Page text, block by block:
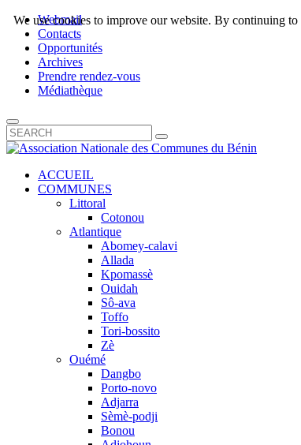
Webmail
Contacts
Opportunités
Archives
Prendre rendez-vous
Médiathèque
ACCUEIL
COMMUNES
Littoral
Cotonou
Atlantique
Abomey-calavi
Allada
Kpomassè
Ouidah
Sô-ava
Toffo
Tori-bossito
Zè
Ouémé
Dangbo
Porto-novo
Adjarra
Sèmè-podji
Bonou
We use cookies to improve our website. By continuing